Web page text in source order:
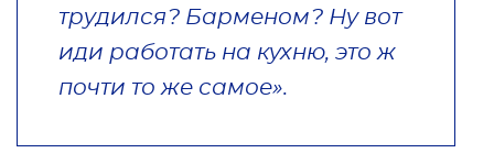
трудился? Барменом? Ну вот
иди работать на кухню, это ж
почти то же самое».